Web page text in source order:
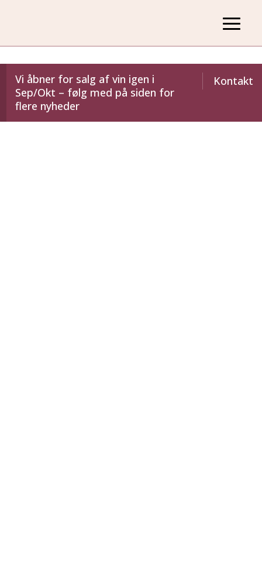
Kontakt
Vi åbner for salg af vin igen i
Sep/Okt – følg med på siden for
flere nyheder